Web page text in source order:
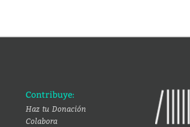
Contribuye:
Haz tu Donación
Colabora